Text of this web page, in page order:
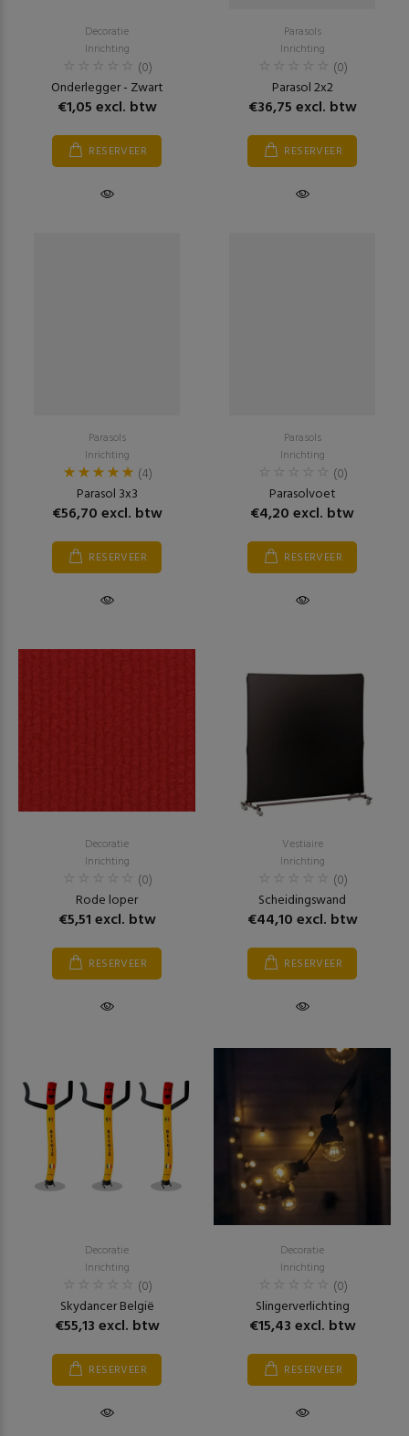
Decoratie
Inrichting
(0)
Onderlegger - Zwart
€1,05 excl. btw
RESERVEER
Parasols
Inrichting
(0)
Parasol 2x2
€36,75 excl. btw
RESERVEER
Parasols
Inrichting
(4)
Parasol 3x3
€56,70 excl. btw
RESERVEER
Parasols
Inrichting
(0)
Parasolvoet
€4,20 excl. btw
RESERVEER
Decoratie
Inrichting
(0)
Rode loper
€5,51 excl. btw
RESERVEER
Vestiaire
Inrichting
(0)
Scheidingswand
€44,10 excl. btw
RESERVEER
Decoratie
Inrichting
(0)
Skydancer België
€55,13 excl. btw
RESERVEER
Decoratie
Inrichting
(0)
Slingerverlichting
€15,43 excl. btw
RESERVEER